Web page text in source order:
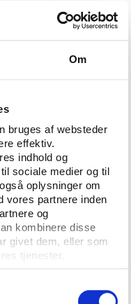
Om
bruges af websteder
effektiv.
indhold og
sociale medier og til
oplysninger om
vores partnere inden
og
kombinere disse
givet dem, eller som
tjenester.
virksomheden
tidligere været
i DR
hos
for indsatsen i
Tine
januar 2021